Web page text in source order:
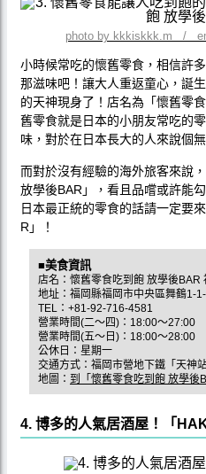
photo by kkkiskkk.m /
小時候常吃的懷舊零食，相信許
那滋味吧！讓大人重返童心，誕
的天神現身了！店名為「懷舊零
舊零食就是日本的小朋友常吃的
味，對於在日本長大的人來說個
而對於沒有經驗的海外旅客來說
放學後BAR」，看且品嚐或許能
日本最正統的零食的話請一定要
R」！
■美食資訊
店名：懷舊零食吃到飽 放學後BAR
地址：福岡縣福岡市中央區舞鶴1-
TEL：+81-92-716-4581
營業時間(二〜四)：18:00〜27:00
營業時間(五〜日)：18:00〜28:00
公休日：星期一
交通方式：福岡市營地下鐵「天神
地圖： 到「懷舊零食吃到飽 放學後
4. 博多的人氣居酒屋！「